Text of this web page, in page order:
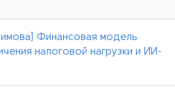
Финансовая модель
налоговой нагрузки и ИИ-